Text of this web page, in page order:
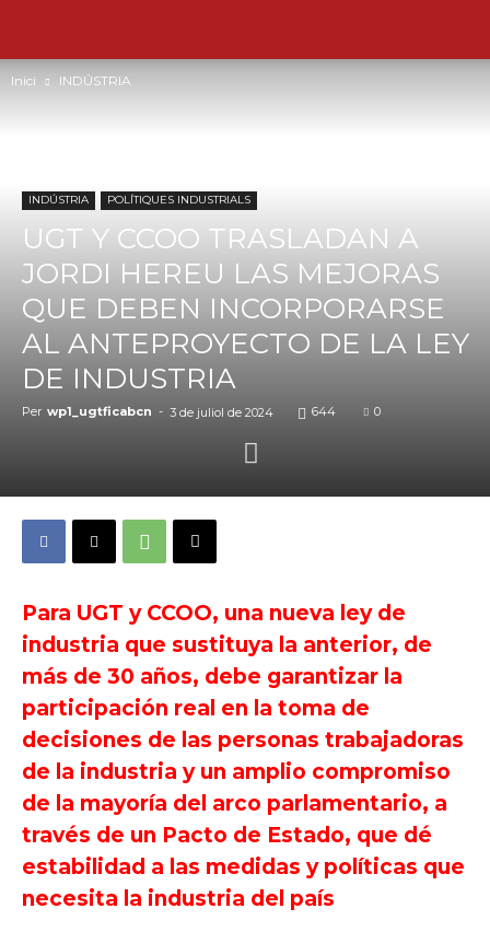
Inici INDÚSTRIA
INDÚSTRIA POLÍTIQUES INDUSTRIALS
UGT Y CCOO TRASLADAN A
JORDI HEREU LAS MEJORAS
QUE DEBEN INCORPORARSE
AL ANTEPROYECTO DE LA LEY
DE INDUSTRIA
Per wp1_ugtficabcn - 3 de juliol de 2024 644 0
Para UGT y CCOO, una nueva ley de
industria que sustituya la anterior, de
más de 30 años, debe garantizar la
participación real en la toma de
decisiones de las personas trabajadoras
de la industria y un amplio compromiso
de la mayoría del arco parlamentario, a
través de un Pacto de Estado, que dé
estabilidad a las medidas y políticas que
necesita la industria del país